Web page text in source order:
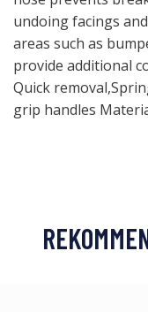
undoing facings
areas such as
provide additional
Quick
grip handles